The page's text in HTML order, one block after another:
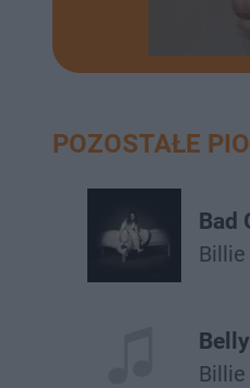
POZOSTAŁE
Bad